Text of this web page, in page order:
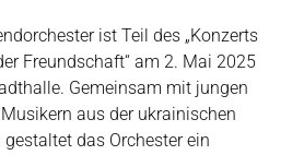
ist Teil des „Konzerts
Freundschaft“ am 2. Mai 2025
Gemeinsam mit jungen
aus der ukrainischen
das Orchester ein